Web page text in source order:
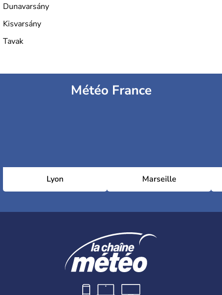
Dunavarsány
Kisvarsány
Tavak
Météo France
Lyon Marseille